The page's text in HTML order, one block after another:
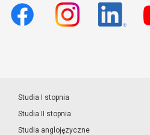
Studia I stopnia
Studia II stopnia
Studia anglojęzyczne